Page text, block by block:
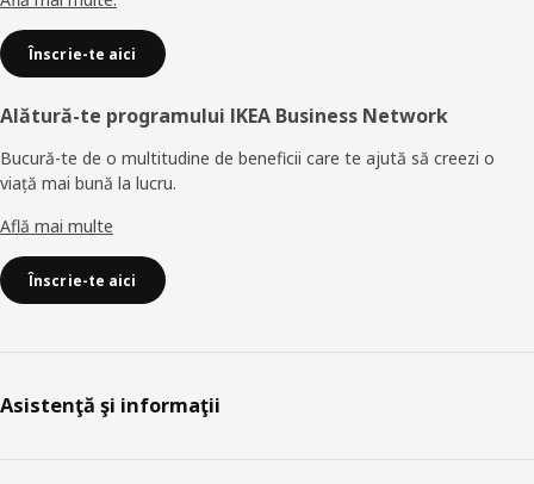
Înscrie-te aici
Alătură-te programului IKEA Business Network
Bucură-te de o multitudine de beneficii care te ajută să creezi o
viață mai bună la lucru.
Află mai multe
Înscrie-te aici
Asistenţă şi informaţii